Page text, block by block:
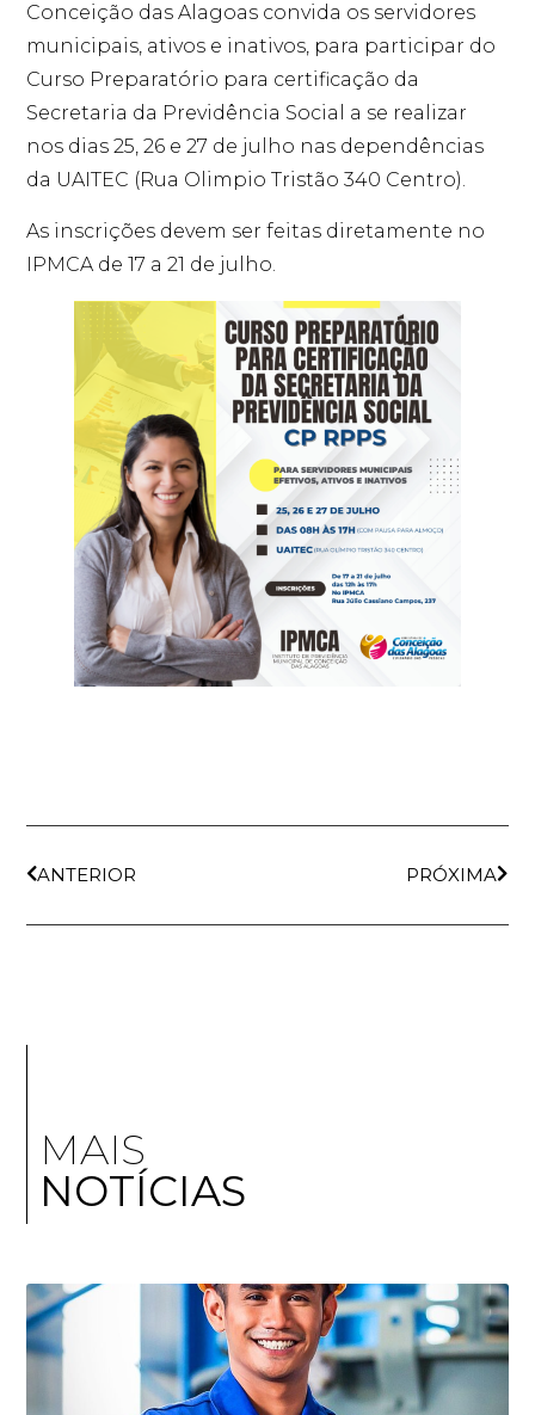
Conceição das Alagoas convida os servidores
municipais, ativos e inativos, para participar do
Curso Preparatório para certificação da
Secretaria da Previdência Social a se realizar
nos dias 25, 26 e 27 de julho nas dependências
da UAITEC (Rua Olimpio Tristão 340 Centro).
As inscrições devem ser feitas diretamente no
IPMCA de 17 a 21 de julho.
ANTERIOR PRÓXIMA
MAIS
NOTÍCIAS